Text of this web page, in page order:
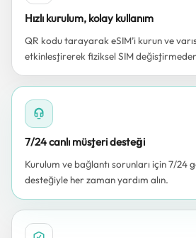
Hızlı kurulum, kolay kullanım
QR kodu tarayarak eSIM’i kurun ve
etkinleştirerek fiziksel SIM
7/24 canlı müşteri desteği
Kurulum ve bağlantı sorunları için 7/24
desteğiyle her zaman yardım alın.